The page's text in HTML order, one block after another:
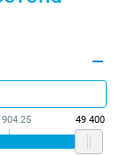
49 400